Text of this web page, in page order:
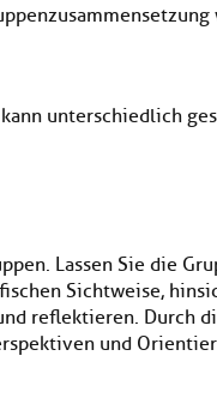
unterschiedlich
Lassen Sie die
Sichtweise,
reflektieren. Durch
und